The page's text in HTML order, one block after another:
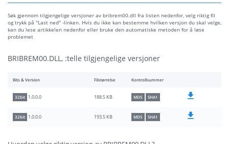
Søk gjennom tilgjengelige versjoner av bribrem00.dll fra listen nedenfor, velg riktig fil
og trykk på "Last ned" -linken. Hvis du ikke kan bestemme hvilken versjon du skal velge,
kan du lese artikkelen nedenfor eller bruke den automatiske metoden for å løse
problemet
BRIBREM00.DLL, :telle tilgjengelige versjoner
Bits & Version Filstørrelse Kontrollsummer
32bit 1.0.0.0 188.5 KB MD5 SHA1
32bit 1.0.0.0 193.5 KB MD5 SHA1